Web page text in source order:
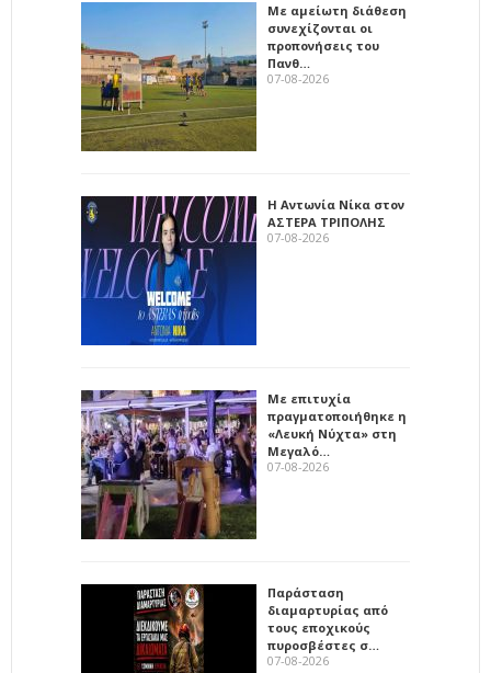
Με αμείωτη διάθεση
συνεχίζονται οι
προπονήσεις του
Πανθ…
07-08-2026
Η Αντωνία Νίκα στον
ΑΣΤΕΡΑ ΤΡΙΠΟΛΗΣ
07-08-2026
Με επιτυχία
πραγματοποιήθηκε η
«Λευκή Νύχτα» στη
Μεγαλό…
07-08-2026
Παράσταση
διαμαρτυρίας από
τους εποχικούς
πυροσβέστες σ…
07-08-2026